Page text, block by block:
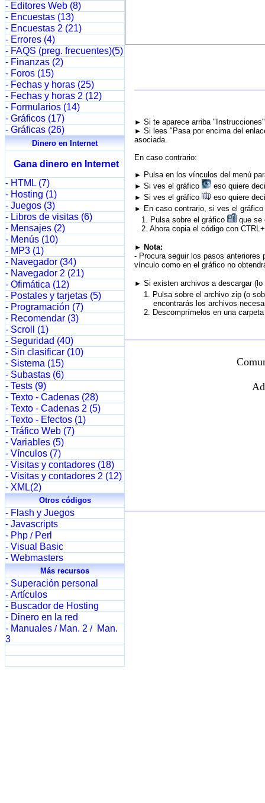
- Editores Web (8)
- Encuestas (13)
- Encuestas 2 (21)
- Errores (4)
- FAQS (preg. frecuentes)(5)
- Finanzas (2)
- Foros (15)
- Fechas y horas (25)
- Fechas y horas 2 (12)
- Formularios (14)
- Gráficos (17)
- Gráficas (26)
Dinero en Internet
Gana dinero en Internet
- HTML (7)
- Hosting (1)
- Juegos (3)
- Libros de visitas (6)
- Mensajes (2)
- Menús (10)
- MP3 (1)
- Navegador (34)
- Navegador 2 (21)
- Ofimática (12)
- Postales y tarjetas (5)
- Programación (7)
- Recomendar (3)
- Scroll (1)
- Seguridad (40)
- Sin clasificar (10)
- Sistema (15)
- Subastas (6)
- Tests (9)
- Texto - Cadenas (28)
- Texto - Cadenas 2 (5)
- Texto - Efectos (1)
- Tráfico Web (7)
- Variables (5)
- Vínculos (7)
- Visitas y contadores (18)
- Visitas y contadores 2 (12)
- XML(2)
Otros códigos
- Flash y Juegos
- Javascripts
- Php / Perl
- Visual Basic
- Webmasters
Más recursos
- Superación personal
- Artículos
- Buscador de Hosting
- Dinero en la red
- Manuales / Man. 2 /
Man.
3
► Si te aparece arriba
► Si lees "Pasa por encima del
asociada.
En caso contrario:
► Pulsa en los vínculos del menú
► Si ves el gráfico eso quiere
► Si ves el gráfico eso quiere
► En caso contrario, si ves el gráfico
1. Pulsa sobre el gráfico
que se
2. Ahora copia el código con
► Nota:
- Procura seguir los pasos
vínculo como en el gráfico no
► Si existen archivos a descargar
1. Pulsa sobre el archivo zip (o
encontrarás los archivos
2. Descomprímelos en una